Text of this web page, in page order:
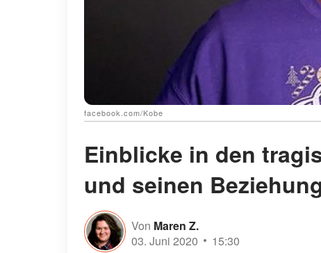
facebook.com/Kobe
Einblicke in den
und seinen
Von Maren Z.
03. Juni 2020
15:30